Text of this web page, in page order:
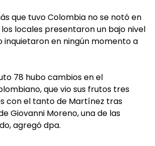
que tuvo Colombia no se notó en
locales presentaron un bajo nivel
inquietaron en ningún momento a
78 hubo cambios en el
que vio sus frutos tres
con el tanto de Martínez tras
Giovanni Moreno, una de las
agregó dpa.